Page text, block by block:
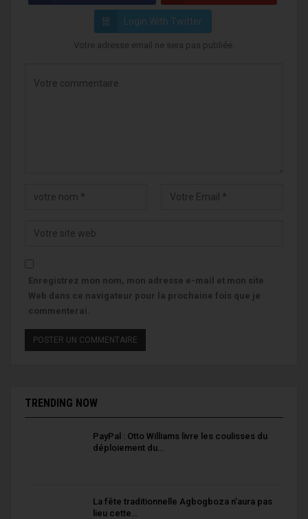
Login With Twitter
Votre adresse email ne sera pas publiée.
Enregistrez mon nom, mon adresse e-mail et mon site
Web dans ce navigateur pour la prochaine fois que je
commenterai.
TRENDING NOW
PayPal : Otto Williams livre les coulisses du
déploiement du…
La fête traditionnelle Agbogboza n’aura pas
lieu cette…